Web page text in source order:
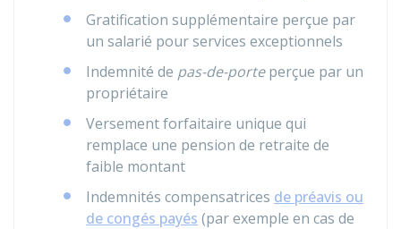
Gratification supplémentaire perçue par
un salarié pour services exceptionnels
Indemnité de pas-de-porteperçue par un
propriétaire
Versement forfaitaire unique qui
remplace une pension de retraite de
faible montant
Indemnités compensatrices de préavis ou
de congés payés (par exemple en cas de